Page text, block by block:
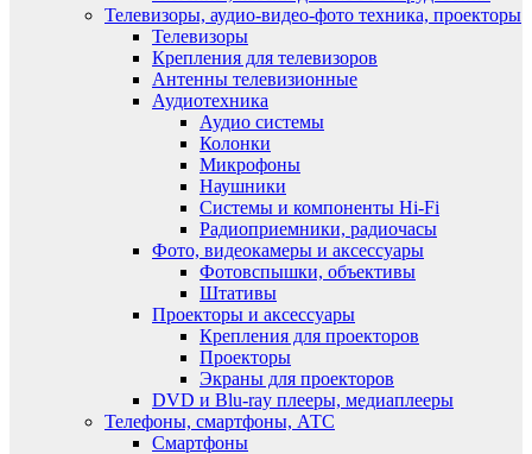
Телевизоры, аудио-видео-фото техника, проекторы
Телевизоры
Крепления для телевизоров
Антенны телевизионные
Аудиотехника
Аудио системы
Колонки
Микрофоны
Наушники
Системы и компоненты Hi-Fi
Радиоприемники, радиочасы
Фото, видеокамеры и аксессуары
Фотовспышки, объективы
Штативы
Проекторы и аксессуары
Крепления для проекторов
Проекторы
Экраны для проекторов
DVD и Blu-ray плееры, медиаплееры
Телефоны, смартфоны, АТС
Смартфоны